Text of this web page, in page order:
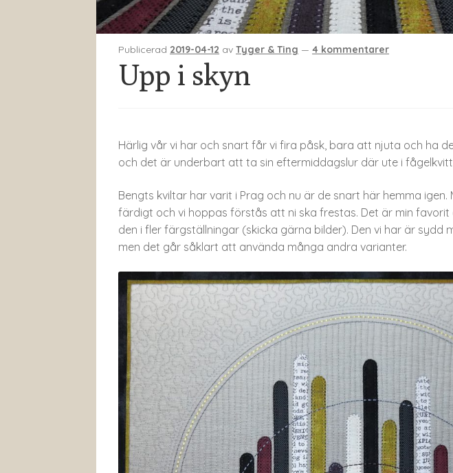
Publicerad 2019-04-12 avTyger & Ting —4 kommentarer
Upp i skyn
Härlig vår vi har och snart får vi fira påsk, bara att njuta och ha
och det är underbart att ta sin eftermiddagslur där ute i
Bengts kviltar har varit i Prag och nu är de snart här hemma
färdigt och vi hoppas förstås att ni ska frestas. Det är min
den i fler färgställningar (skicka gärna bilder). Den vi har är
men det går såklart att använda många andra varianter.